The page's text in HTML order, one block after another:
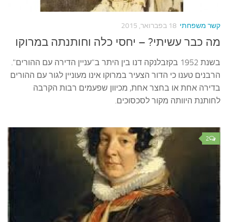
עצות סבתא
נווה הבלוגים
פינת הנכד
כתבו אלינו
קשר משפחתי 18 בפברואר, 2015
מה כבר עשיתי? – יחסי כלה וחותנתה במרוקו
בשנת 1952 בקזבלנקה דנו בין היתר ב"עניין הדירה עם ההורים".
הרבנים טענו כי הדור הצעיר במרוקו אינו מעוניין לגור עם ההורים
בדירה אחת או בחצר אחת, מכיוון שפעמים רבות הקרבה
לחותנת היוותה מקור לסכסוכים.
2